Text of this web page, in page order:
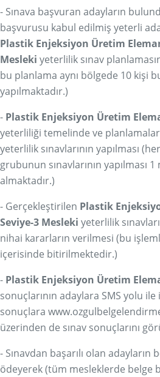
- Sınava başvuran adayların
başvurusu kabul edilmiş yeterli
Plastik Enjeksiyon Üretim
Mesleki yeterlilik sınav
bu planlama aynı bölgede 10 kişi
yapılmaktadır.)
- Plastik Enjeksiyon Üretim
yeterliliği temelinde ve
yeterlilik sınavlarının yapılması
grubunun sınavlarının yapılması
almaktadır.)
- Gerçekleştirilen Plastik
Seviye-3 Mesleki yeterlilik
nihai kararların verilmesi (bu
içerisinde bitirilmektedir.)
- Plastik Enjeksiyon Üretim
sonuçlarının adaylara SMS yolu
sonuçlara
üzerinden de sınav sonuçlarını
- Sınavdan başarılı olan adayların
ödeyerek (tüm mesleklerde belge